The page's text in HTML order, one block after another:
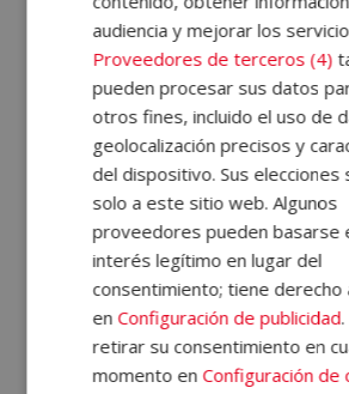
Con un enfoque completo y
titulaciones en marketing te
competencias clave que
creatividad, análisis de
automatizaciones yfunnelde
ser parte del motor comercial del
¿Dónde estudiar
¿Qué hay que estudiar
audiencia y mejorar los
Proveedores de terceros (4)
pueden procesar sus datos
otros fines, incluido el uso de
geolocalización precisos y
del dispositivo. Sus elecciones
solo a este sitio web. Algunos
proveedores pueden basarse
interés legítimo en lugar del
consentimiento; tiene derecho
enConfiguración de publicidad
retirar su consentimiento en
momento enConfiguración de